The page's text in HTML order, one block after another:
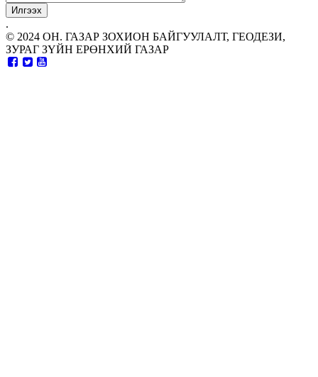
.
© 2024 ОН. ГАЗАР ЗОХИОН БАЙГУУЛАЛТ, ГЕОДЕЗИ,
ЗУРАГ ЗҮЙН ЕРӨНХИЙ ГАЗАР